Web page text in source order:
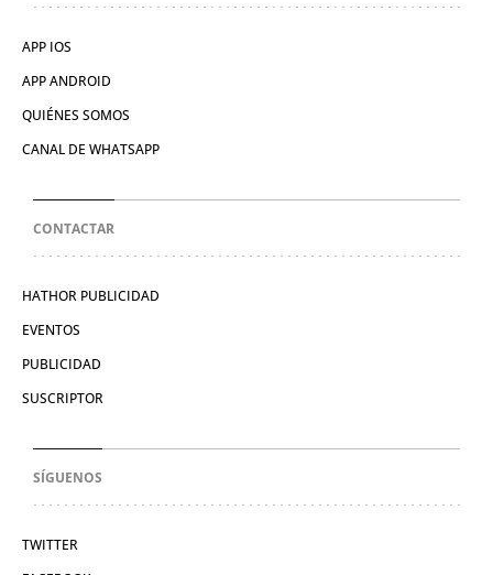
APP IOS
APP ANDROID
QUIÉNES SOMOS
CANAL DE WHATSAPP
CONTACTAR
HATHOR PUBLICIDAD
EVENTOS
PUBLICIDAD
SUSCRIPTOR
SÍGUENOS
TWITTER